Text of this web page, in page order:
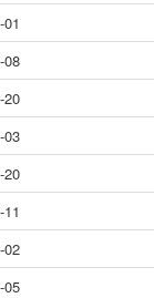
01
08
20
03
20
11
02
05